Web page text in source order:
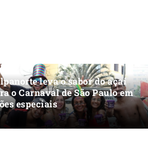
leva o sabor do açaí
o Carnaval de São Paulo em
especiais